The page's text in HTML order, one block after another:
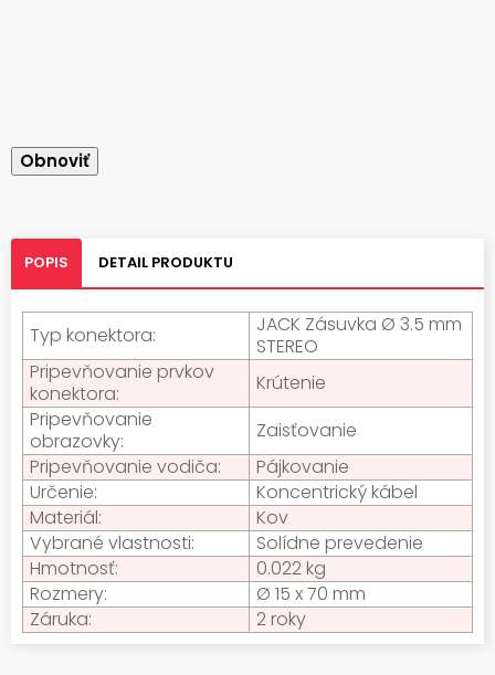
POPIS DETAIL PRODUKTU
Typ konektora:
JACK Zásuvka Ø 3.5 mm
STEREO
Pripevňovanie prvkov
konektora:
Krútenie
Pripevňovanie
obrazovky:
Zaisťovanie
Pripevňovanie vodiča:
Pájkovanie
Určenie:
Koncentrický kábel
Materiál:
Kov
Vybrané vlastnosti:
Solídne prevedenie
Hmotnosť:
0.022 kg
Rozmery:
Ø 15 x 70 mm
Záruka:
2 roky